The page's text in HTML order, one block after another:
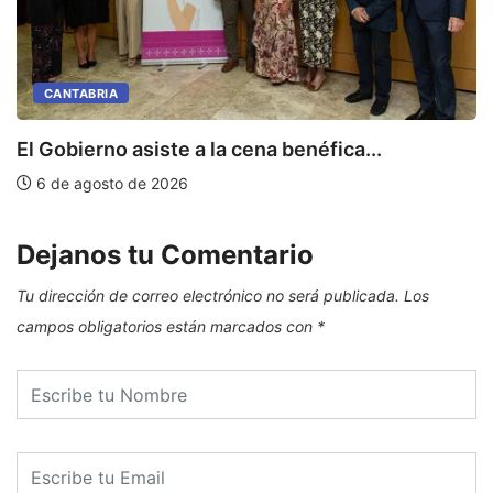
CANTABRIA
El Gobierno asiste a la cena benéfica...
6 de agosto de 2026
Dejanos tu Comentario
Tu dirección de correo electrónico no será publicada. Los
campos obligatorios están marcados con *